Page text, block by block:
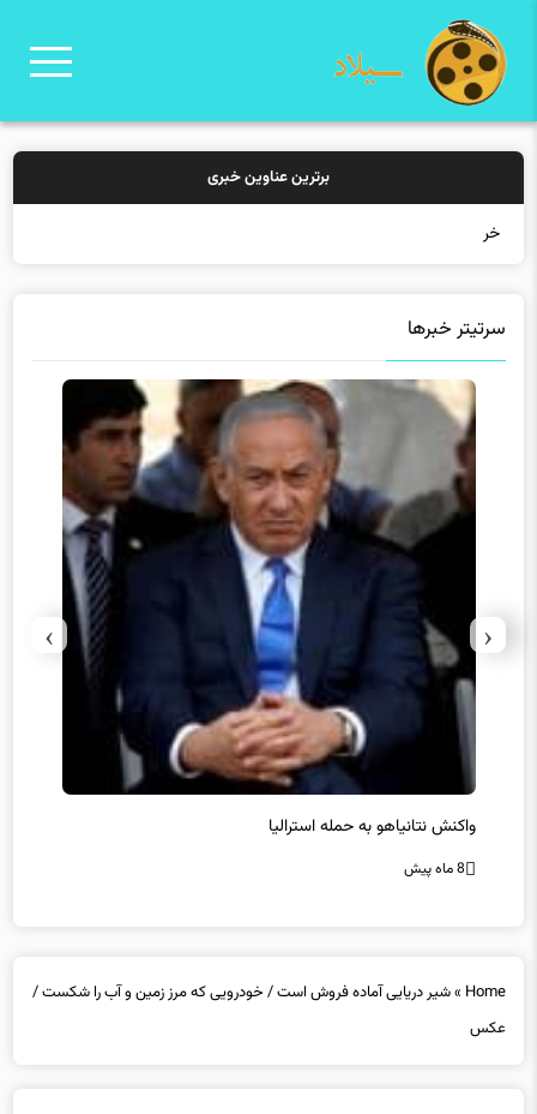
برترین عناوین خبری
خرید بیمه: س
سرتیتر خبرها
واکنش نتانیاهو به حمله استرالیا
8 ماه پیش
‹
›
Home
»شیر دریایی آماده فروش است / خودرویی که مرز زمین و آب را شکست /
عکس